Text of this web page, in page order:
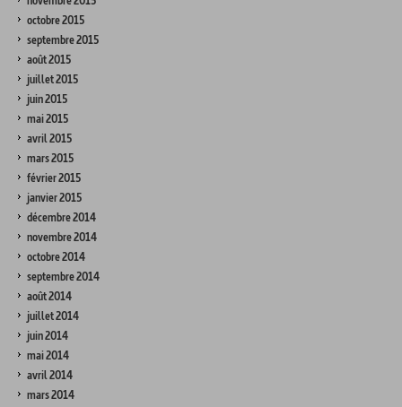
octobre 2015
septembre 2015
août 2015
juillet 2015
juin 2015
mai 2015
avril 2015
mars 2015
février 2015
janvier 2015
décembre 2014
novembre 2014
octobre 2014
septembre 2014
août 2014
juillet 2014
juin 2014
mai 2014
avril 2014
mars 2014